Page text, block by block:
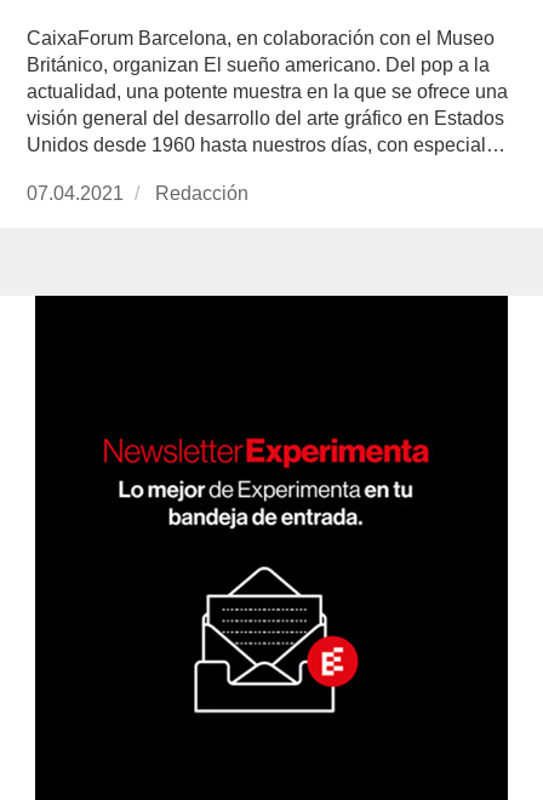
CaixaForum Barcelona, en colaboración con el Museo
Británico, organizan El sueño americano. Del pop a la
actualidad, una potente muestra en la que se ofrece una
visión general del desarrollo del arte gráfico en Estados
Unidos desde 1960 hasta nuestros días, con especial…
Publicado
07.04.2021 https://www.experimenta.es/author/redaccion/
Redacción